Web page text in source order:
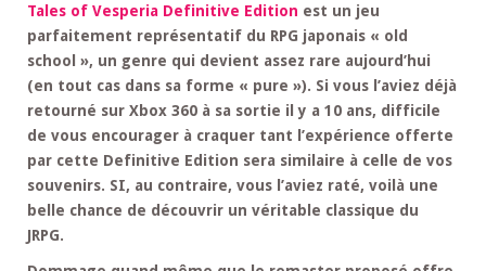
Tales of Vesperia Definitive Edition est un jeu
parfaitement représentatif du RPG japonais « old
school », un genre qui devient assez rare aujourd’hui
(en tout cas dans sa forme « pure »). Si vous l’aviez déjà
retourné sur Xbox 360 à sa sortie il y a 10 ans, difficile
de vous encourager à craquer tant l’expérience offerte
par cette Definitive Edition sera similaire à celle de vos
souvenirs. SI, au contraire, vous l’aviez raté, voilà une
belle chance de découvrir un véritable classique du
JRPG.